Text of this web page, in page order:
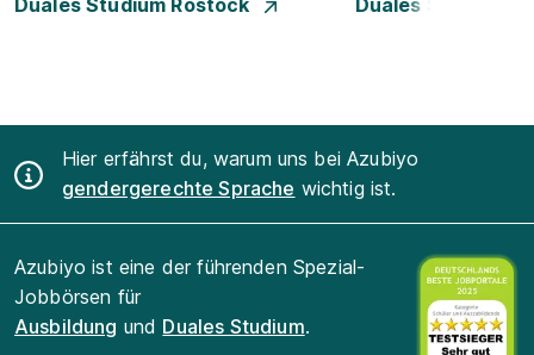
Duales Studium Rostock
Duales Studium
Hier erfährst du, warum uns bei Azubiyo
gendergerechte Sprache wichtig ist.
Azubiyo ist eine der führenden Spezial-
Jobbörsen für
Ausbildung und Duales Studium.